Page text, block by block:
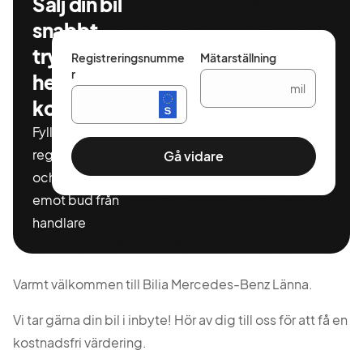
snabbt,
tryggt och
helt
kostnadsfritt
Fyll i ditt
registeringnummer
och miltal för att ta
emot bud från
handlare
Registreringsnumme
r
Mätarställning
mil
Gå vidare
Varmt välkommen till Bilia Mercedes-Benz Länna.
Vi tar gärna din bil i inbyte! Hör av dig till oss för att få en
kostnadsfri värdering.